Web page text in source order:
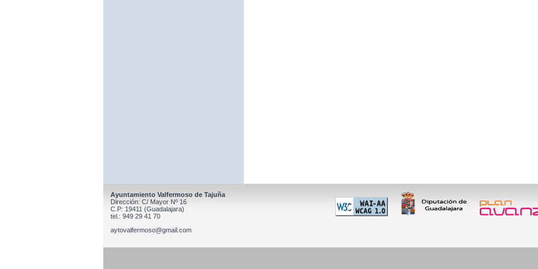
Ayuntamiento Valfermoso de Tajuña
Dirección: C/ Mayor Nº 16
C.P: 19411 (Guadalajara)
tel.: 949 29 41 70
aytovalfermoso@gmail.com